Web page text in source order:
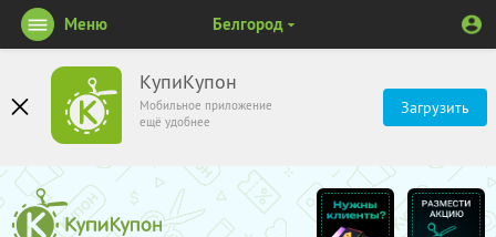
КупиКупон
Мобильное приложение
ещё удобнее
Загрузить
Меню Белгород